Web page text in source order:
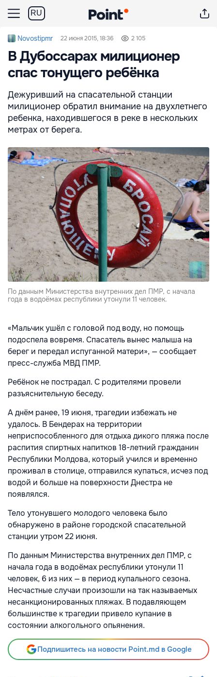
RU
Novostipmr 22 июня 2015, 18:36 2 105
В Дубоссарах милиционер
спас тонущего ребёнка
Дежуривший на спасательной станции
милиционер обратил внимание на двухлетнего
ребенка, находившегося в реке в нескольких
метрах от берега.
По данным Министерства внутренних дел ПМР, с начала
года в водоёмах республики утонули 11 человек.
«Мальчик ушёл с головой под воду, но помощь
подоспела вовремя. Спасатель вынес малыша на
берег и передал испуганной матери», — сообщает
пресс-служба МВД ПМР.
Ребёнок не пострадал. С родителями провели
разъяснительную беседу.
А днём ранее, 19 июня, трагедии избежать не
удалось. В Бендерах на территории
неприспособленного для отдыха дикого пляжа после
распития спиртных напитков 18-летний гражданин
Республики Молдова, который учился и временно
проживал в столице, отправился купаться, исчез под
водой и больше на поверхности Днестра не
появлялся.
Тело утонувшего молодого человека было
обнаружено в районе городской спасательной
станции утром 22 июня.
По данным Министерства внутренних дел ПМР, с
начала года в водоёмах республики утонули 11
человек, 6 из них — в период купального сезона.
Несчастные случаи произошли на так называемых
несанкционированных пляжах. В подавляющем
большинстве к трагедии привело купание в
состоянии алкогольного опьянения.
Подпишитесь на новости Point.md в Google